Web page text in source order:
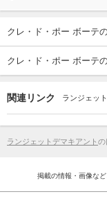
クレ・ド・ポー ボーテ
クレ・ド・ポー ボーテ
関連リンク ランジェッ
ランジェットデマキアント の
掲載の情報・画像な